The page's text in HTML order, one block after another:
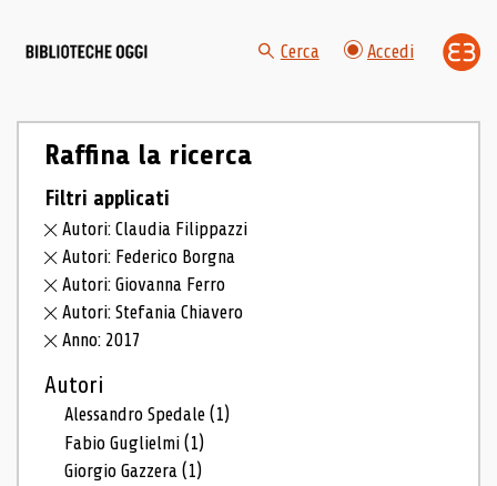
Cerca Accedi
Raffina la ricerca
Filtri applicati
Autori: Claudia Filippazzi
Autori: Federico Borgna
Autori: Giovanna Ferro
Autori: Stefania Chiavero
Anno: 2017
Autori
Alessandro Spedale(1)
Fabio Guglielmi(1)
Giorgio Gazzera(1)